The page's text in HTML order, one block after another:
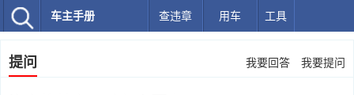
车主手册 查违章 用车 工具
提问 我要回答 我要提问